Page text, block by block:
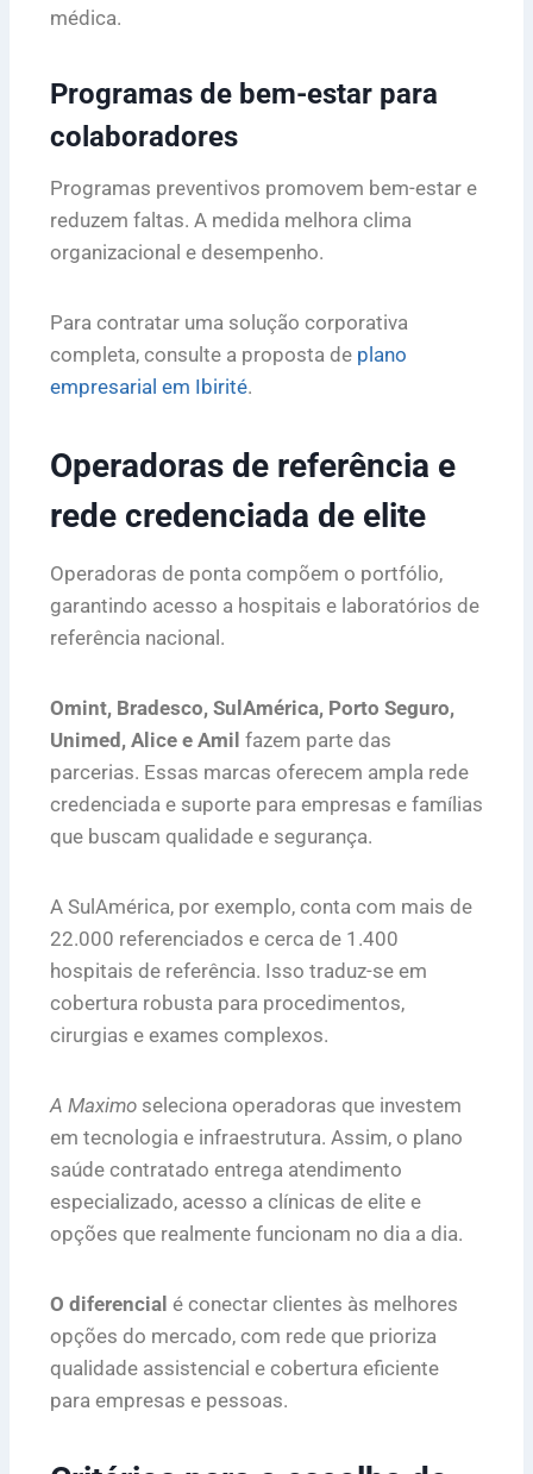
médica.
Programas de bem-estar para
colaboradores
Programas preventivos promovem bem-estar e
reduzem faltas. A medida melhora clima
organizacional e desempenho.
Para contratar uma solução corporativa
completa, consulte a proposta de plano
empresarial em Ibirité.
Operadoras de referência e
rede credenciada de elite
Operadoras de ponta compõem o portfólio,
garantindo acesso a hospitais e laboratórios de
referência nacional.
Omint, Bradesco, SulAmérica, Porto Seguro,
Unimed, Alice e Amil fazem parte das
parcerias. Essas marcas oferecem ampla rede
credenciada e suporte para empresas e famílias
que buscam qualidade e segurança.
A SulAmérica, por exemplo, conta com mais de
22.000 referenciados e cerca de 1.400
hospitais de referência. Isso traduz-se em
cobertura robusta para procedimentos,
cirurgias e exames complexos.
A Maximo seleciona operadoras que investem
em tecnologia e infraestrutura. Assim, o plano
saúde contratado entrega atendimento
especializado, acesso a clínicas de elite e
opções que realmente funcionam no dia a dia.
O diferencial é conectar clientes às melhores
opções do mercado, com rede que prioriza
qualidade assistencial e cobertura eficiente
para empresas e pessoas.